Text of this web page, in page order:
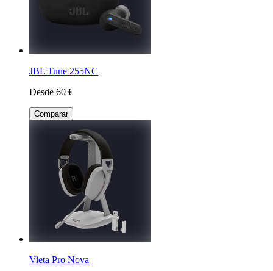
JBL Tune 255NC
Desde 60 €
Comparar
Vieta Pro Nova